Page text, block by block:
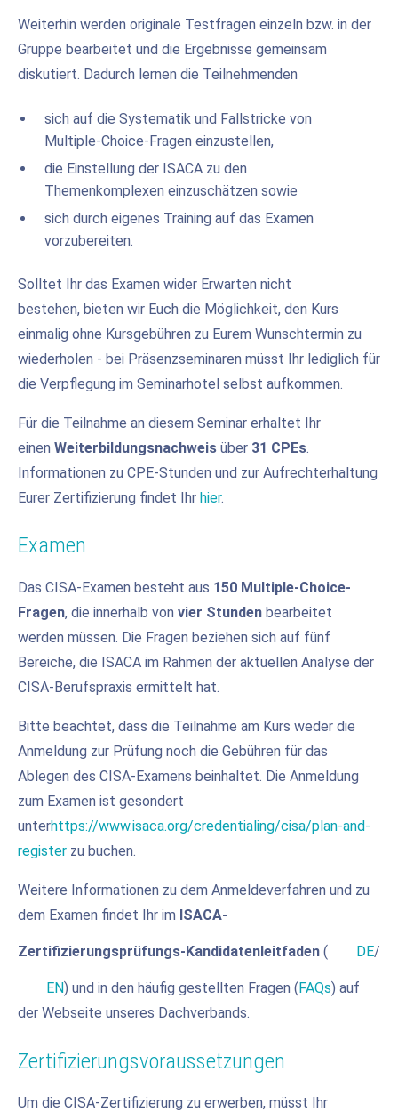
Weiterhin werden originale Testfragen einzeln bzw. in der
Gruppe bearbeitet und die Ergebnisse gemeinsam
diskutiert. Dadurch lernen die Teilnehmenden
sich auf die Systematik und Fallstricke von
Multiple-Choice-Fragen einzustellen,
die Einstellung der ISACA zu den
Themenkomplexen einzuschätzen sowie
sich durch eigenes Training auf das Examen
vorzubereiten.
Solltet Ihr das Examen wider Erwarten nicht
bestehen, bieten wir Euch die Möglichkeit, den Kurs
einmalig ohne Kursgebühren zu Eurem Wunschtermin zu
wiederholen - bei Präsenzseminaren müsst Ihr lediglich für
die Verpflegung im Seminarhotel selbst aufkommen.
Für die Teilnahme an diesem Seminar erhaltet Ihr
einen Weiterbildungsnachweis über 31 CPEs.
Informationen zu CPE-Stunden und zur Aufrechterhaltung
Eurer Zertifizierung findet Ihr hier.
Examen
Das CISA-Examen besteht aus 150 Multiple-Choice-
Fragen, die innerhalb von vier Stunden bearbeitet
werden müssen. Die Fragen beziehen sich auf fünf
Bereiche, die ISACA im Rahmen der aktuellen Analyse der
CISA-Berufspraxis ermittelt hat.
Bitte beachtet, dass die Teilnahme am Kurs weder die
Anmeldung zur Prüfung noch die Gebühren für das
Ablegen des CISA-Examens beinhaltet. Die Anmeldung
zum Examen ist gesondert
unterhttps://www.isaca.org/credentialing/cisa/plan-and-
register zu buchen.
Weitere Informationen zu dem Anmeldeverfahren und zu
dem Examen findet Ihr im ISACA-
Zertifizierungsprüfungs-Kandidatenleitfaden ( DE/
EN) und in den häufig gestellten Fragen (FAQs) auf
der Webseite unseres Dachverbands.
Zertifizierungsvoraussetzungen
Um die CISA-Zertifizierung zu erwerben, müsst Ihr